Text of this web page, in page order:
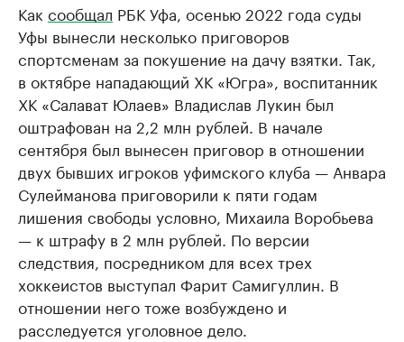
Как сообщал РБК Уфа, осенью 2022 года суды
Уфы вынесли несколько приговоров
спортсменам за покушение на дачу взятки. Так,
в октябре нападающий ХК «Югра», воспитанник
ХК «Салават Юлаев» Владислав Лукин был
оштрафован на 2,2 млн рублей. В начале
сентября был вынесен приговор в отношении
двух бывших игроков уфимского клуба — Анвара
Сулейманова приговорили к пяти годам
лишения свободы условно, Михаила Воробьева
— к штрафу в 2 млн рублей. По версии
следствия, посредником для всех трех
хоккеистов выступал Фарит Самигуллин. В
отношении него тоже возбуждено и
расследуется уголовное дело.